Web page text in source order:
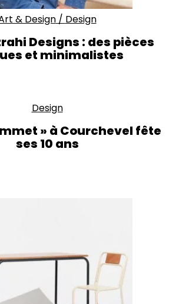
& Design/ Design
Designs : des pièces
et minimalistes
Design
» à Courchevel fête
ses 10 ans